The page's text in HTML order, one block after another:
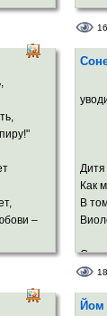
И с
И
–
Дитя
Как
В
Йом